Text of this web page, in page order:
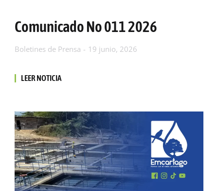
Comunicado No 011 2026
Boletines de Prensa 19 junio, 2026
LEER NOTICIA